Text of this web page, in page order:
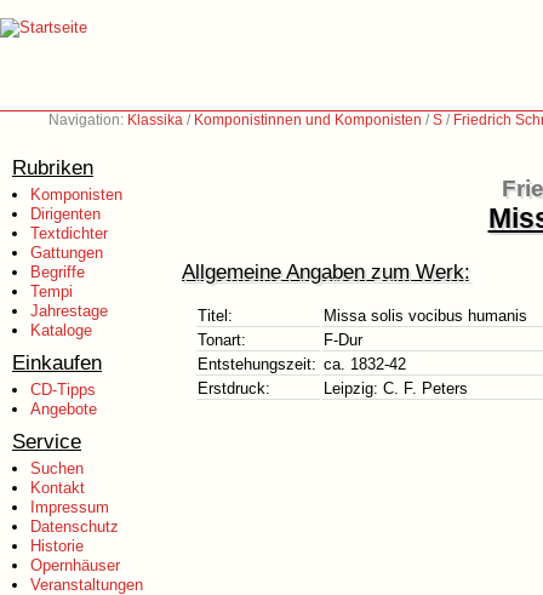
Navigation: Klassika / Komponistinnen und Komponisten /S / Friedrich
Rubriken
Komponisten
Dirigenten
Textdichter
Gattungen
Begriffe
Tempi
Jahrestage
Kataloge
Einkaufen
CD-Tipps
Angebote
Service
Suchen
Kontakt
Impressum
Datenschutz
Historie
Opernhäuser
Veranstaltungen
Allgemeine Angaben zum Werk:
Titel:
Missa solis vocibus humanis
Tonart:
F-Dur
Entstehungszeit: ca. 1832-42
Erstdruck:
Leipzig: C. F. Peters